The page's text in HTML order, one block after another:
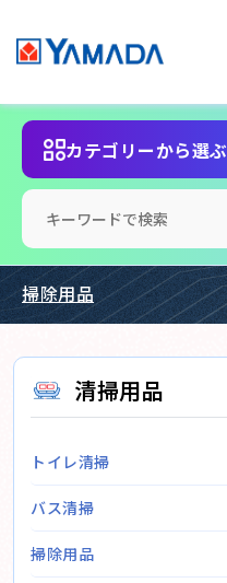
カテゴリーから選ぶ
掃除用品
清掃用品
トイレ清掃
バス清掃
掃除用品